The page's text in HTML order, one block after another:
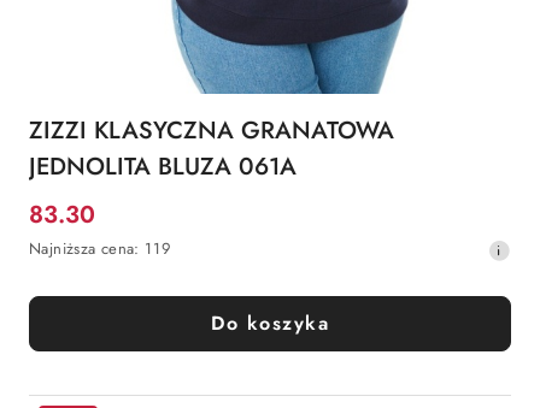
ZIZZI KLASYCZNA GRANATOWA
JEDNOLITA BLUZA 061A
Cena
promocyjna:
83.30
Najniższa
z
30
przed
Najniższa cena: 119
Do koszyka